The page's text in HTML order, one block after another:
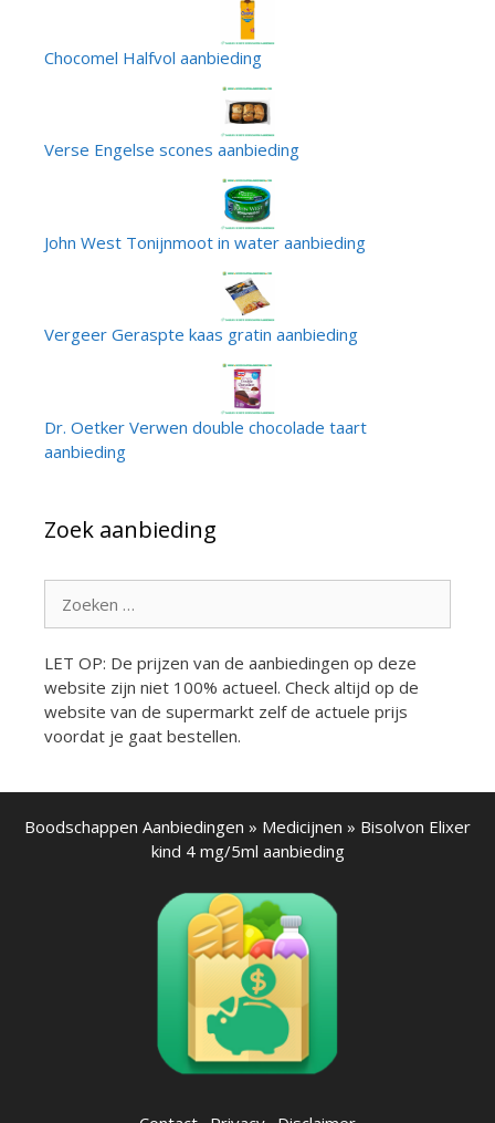
Chocomel Halfvol aanbieding
Verse Engelse scones aanbieding
John West Tonijnmoot in water aanbieding
Vergeer Geraspte kaas gratin aanbieding
Dr. Oetker Verwen double chocolade taart
aanbieding
Zoek aanbieding
naar:
LET OP: De prijzen van de aanbiedingen op deze
website zijn niet 100% actueel. Check altijd op de
website van de supermarkt zelf de actuele prijs
voordat je gaat bestellen.
Boodschappen Aanbiedingen » Medicijnen » Bisolvon Elixer
kind 4 mg/5ml aanbieding